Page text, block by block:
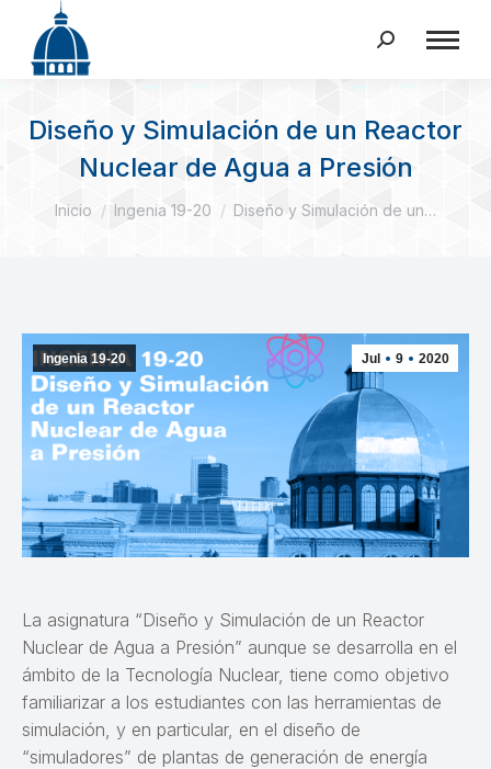
Buscar:
Diseño y Simulación de un Reactor
Nuclear de Agua a Presión
Estás aquí:
Inicio Ingenia 19-20 Diseño y Simulación de un…
Jul 9 2020
Ingenia 19-20
La asignatura “Diseño y Simulación de un Reactor
Nuclear de Agua a Presión” aunque se desarrolla en el
ámbito de la Tecnología Nuclear, tiene como objetivo
familiarizar a los estudiantes con las herramientas de
simulación, y en particular, en el diseño de
“simuladores” de plantas de generación de energía